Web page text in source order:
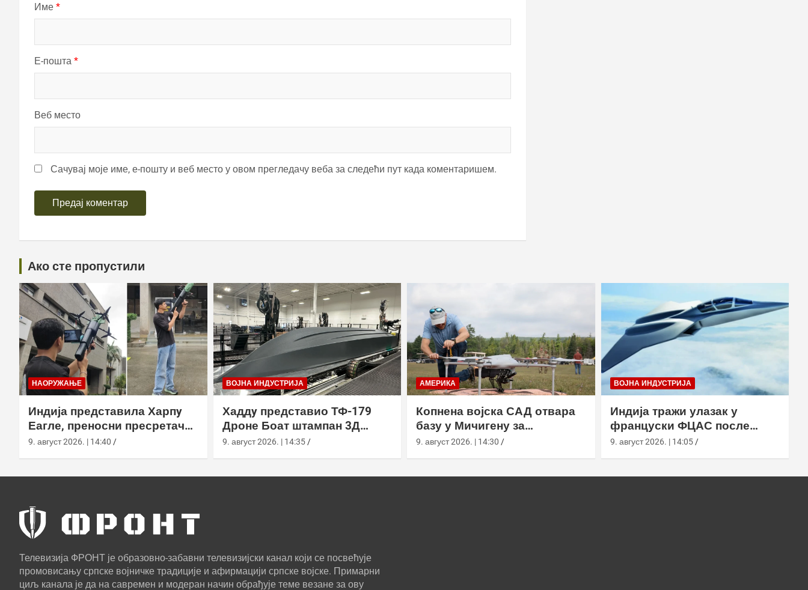
Име *
Е-пошта *
Веб место
Сачувај моје име, е-пошту и веб место у овом прегледачу веба за следећи пут када коментаришем.
Ако сте пропустили
НАОРУЖАЊЕ
Индија представила Харпy
Еагле, преносни пресретач
дронова са АИ навођењем
9. август 2026. | 14:40
ВОЈНА ИНДУСТРИЈА
Хаддy представио ТФ-179
Дроне Боат штампан 3Д
технологијом
9. август 2026. | 14:35
АМЕРИКА
Копнена војска САД отвара
базу у Мичигену за
тестирање дронова са
9. август 2026. | 14:30
ВОЈНА ИНДУСТРИЈА
Индија тражи улазак у
француски ФЦАС после
распада европског програма
9. август 2026. | 14:05
Телевизија ФРОНТ је образовно-забавни телевизијски канал који се посвећује
промовисању српске војничке традиције и афирмацији српске војске. Примарни
циљ канала је да на савремен и модеран начин обрађује теме везане за ову